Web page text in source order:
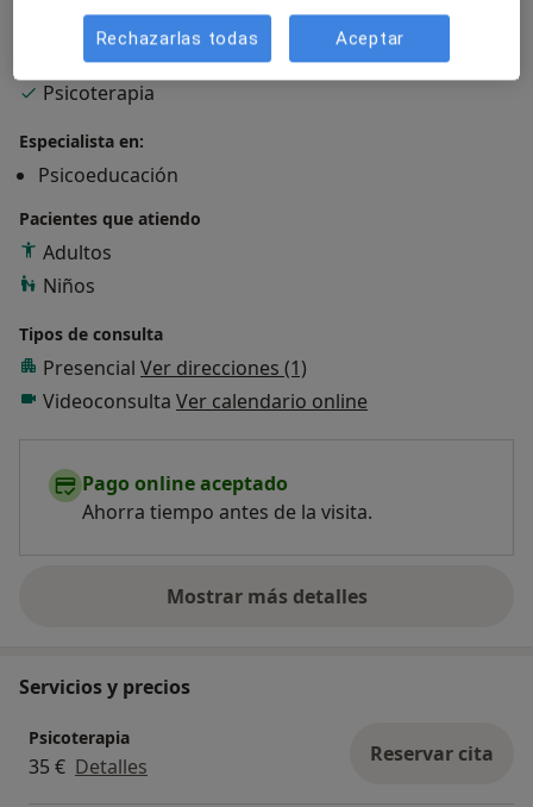
ver másSobre mí
Enfoque terapéutico
Psicoterapia
Especialista en:
Psicoeducación
Pacientes que atiendo
Adultos
Niños
Tipos de consulta
Presencial Ver direcciones (1)
Videoconsulta Ver calendario online
Pago online aceptado
Ahorra tiempo antes de la visita.
Mostrar más detalles
sobre la experiencia
Servicios y precios
Psicoterapia
35 € Detalles Reservar cita
Rechazarlas todas Aceptar